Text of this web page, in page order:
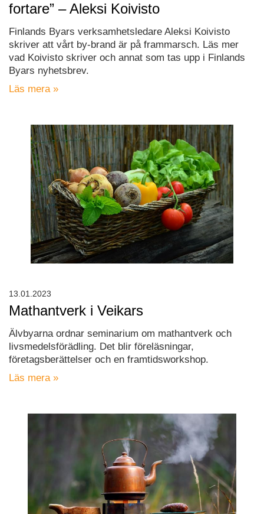
fortare” – Aleksi Koivisto
Finlands Byars verksamhetsledare Aleksi Koivisto
skriver att vårt by-brand är på frammarsch. Läs mer
vad Koivisto skriver och annat som tas upp i Finlands
Byars nyhetsbrev.
Läs mera »
Mathantverk i Veikars
Älvbyarna ordnar seminarium om mathantverk och
livsmedelsförädling. Det blir föreläsningar,
företagsberättelser och en framtidsworkshop.
Läs mera »
13.01.2023